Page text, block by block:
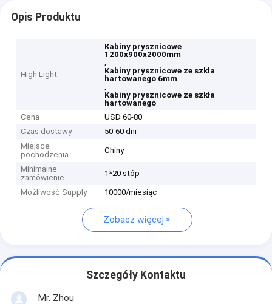
Opis Produktu
High Light
Kabiny prysznicowe
1200x900x2000mm
,
Kabiny prysznicowe ze szkła
hartowanego 6mm
,
Kabiny prysznicowe ze szkła
hartowanego
Cena
USD 60-80
Czas dostawy
50-60 dni
Miejsce
pochodzenia
Chiny
Minimalne
zamówienie
1*20 stóp
Możliwość Supply 10000/miesiąc
Zobacz więcej
Szczegóły Kontaktu
Mr. Zhou